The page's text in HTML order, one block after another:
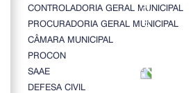
CONTROLADORIA GERAL MUNICIPAL
PROCURADORIA GERAL MUNICIPAL
CÂMARA MUNICIPAL
PROCON
SAAE
DEFESA CIVIL